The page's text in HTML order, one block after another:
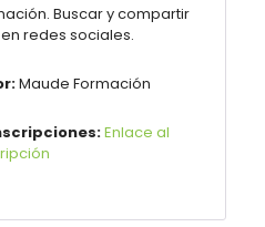
Buscar y compartir
redes sociales.
Maude Formación
Enlace al